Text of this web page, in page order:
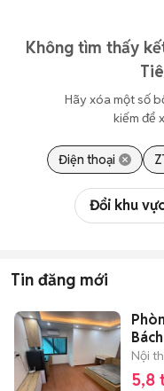
Không tìm thấy
Hãy xóa một số
kiếm để
Điện thoại
Đổi khu vực
Tin đăng mới
Nội
5,8